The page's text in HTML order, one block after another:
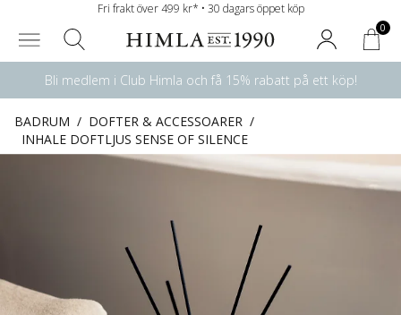
Fri frakt över 499 kr* • 30 dagars öppet köp
0
Bli medlem i Club Himla och få 15% rabatt på ett köp!
BADRUM / DOFTER & ACCESSOARER /
INHALE DOFTLJUS SENSE OF SILENCE